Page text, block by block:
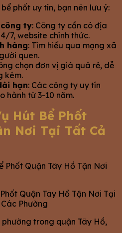
phốt uy tín, bạn nên lưu ý:
ty: Công ty cần có địa
7, website chính thức.
hàng: Tìm hiểu qua mạng xã
quen.
chọn đơn vị giá quá rẻ, dễ
kém.
hạn: Các công ty uy tín
hành từ 3-10 năm.
Hút Bể Phốt
Nơi Tại Tất Cả
Quận Tây Hồ Tận Nơi Tại
Phường
trong quận Tây Hồ,